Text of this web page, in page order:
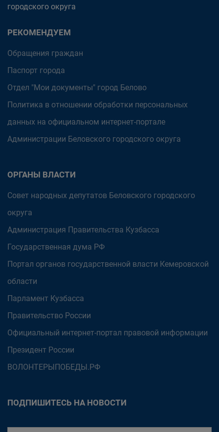
городского округа
РЕКОМЕНДУЕМ
Обращения граждан
Паспорт города
Отдел "Мои документы" город Белово
Политика в отношении обработки персональных
данных на официальном интернет-портале
Администрации Беловского городского округа
ОРГАНЫ ВЛАСТИ
Совет народных депутатов Беловского городского
округа
Администрация Правительства Кузбасса
Государственная дума РФ
Портал органов государственной власти Кемеровской
области
Парламент Кузбасса
Правительство России
Официальный интернет-портал правовой информации
Президент России
ВОЛОНТЕРЫПОБЕДЫ.РФ
ПОДПИШИТЕСЬ НА НОВОСТИ